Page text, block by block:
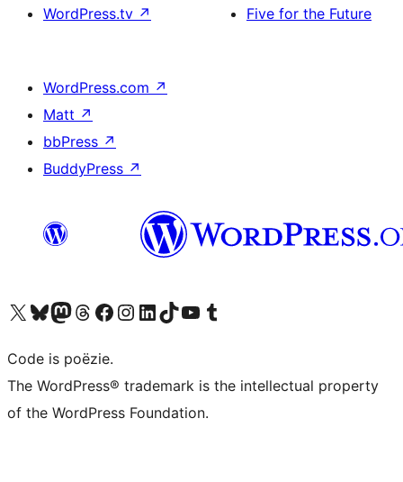
WordPress.tv ↗
Five for the Future
WordPress.com ↗
Matt ↗
bbPress ↗
BuddyPress ↗
Bezoek ons X (voorheen Twitter) account
Bezoek ons Bluesky account
Bezoek ons Mastodon account
Bezoek ons Threads account
Onze Facebook pagina bezoeken
Bezoek ons Instagram account
Bezoek ons LinkedIn account
Bezoek ons TikTok account
Bezoek ons YouTube kanaalBezoek ons Tumblr account
Code is poëzie.
The WordPress® trademark is the intellectual property
of the WordPress Foundation.